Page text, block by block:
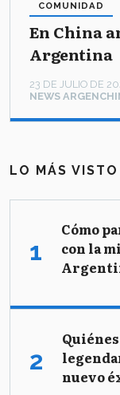
En China
Argentina
NEWS
COMUNIDAD
23 DE JULIO DE
LO MÁS VISTO
Cómo
con la
nuevo